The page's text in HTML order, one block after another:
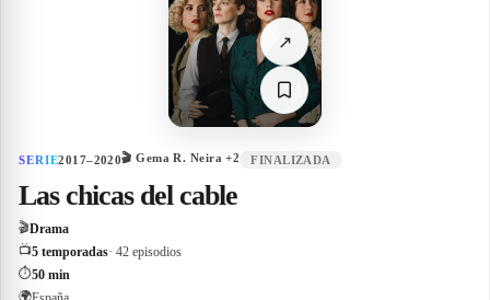
↗
SERIE2017–2020🎬Gema R. Neira +2 FINALIZADA
Las chicas del cable
🎬Drama
📺5 temporadas· 42 episodios
⏱50 min
🌍